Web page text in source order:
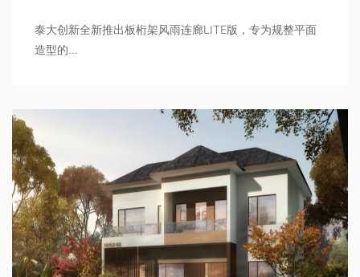
泰大创新全新推出板桁架风雨连廊LITE版，专为规整平面
造型的...